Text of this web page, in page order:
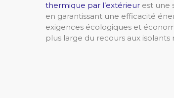
thermique par l’extérieur est une
en garantissant une efficacité
exigences écologiques et
plus large du recours aux